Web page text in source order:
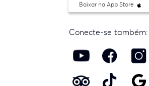
Baixar na App Store
Conecte-se também: